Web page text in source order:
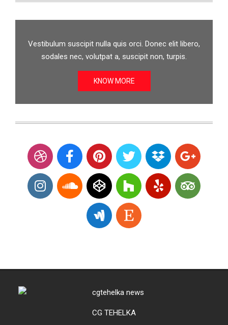
Vestibulum suscipit nulla quis orci. Donec elit libero,
sodales nec, volutpat a, suscipit non, turpis.
KNOW MORE
CG TEHELKA